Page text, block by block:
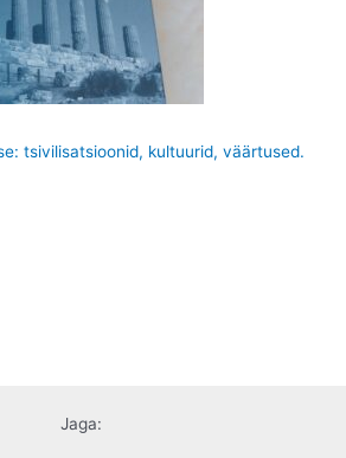
tsivilisatsioonid, kultuurid, väärtused.
Jaga: